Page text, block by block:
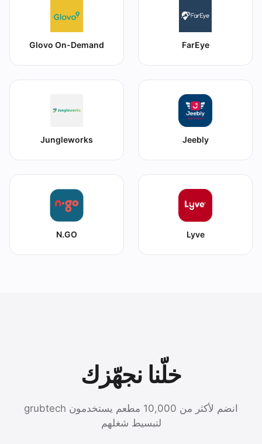
FarEye
Glovo On-Demand
Jeebly
Jungleworks
Lyve
N.GO
خلّنا نجهّزك
انضم لأكثر من 10,000 مطعم يستخدمون grubtech
لتبسيط شغلهم